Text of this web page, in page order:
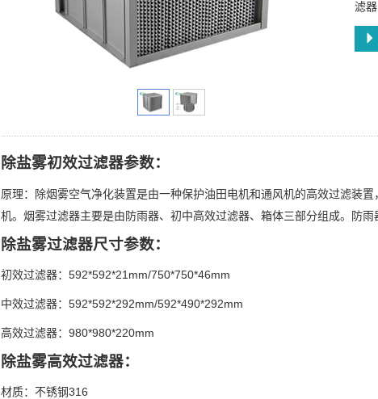
滤器
除盐雾初效过滤器参数：
原理：除烟雾空气净化装置是由一种保护油田电机和通风机的高效过滤装
机。烟雾过滤器主要是由防雨器、初中高效过滤器、箱体三部分组成。防雨
除盐雾过滤器尺寸参数：
初效过滤器：592*592*21mm/750*750*46mm
中效过滤器：592*592*292mm/592*490*292mm
高效过滤器：980*980*220mm
除盐雾高效过滤器：
材质：不锈钢316